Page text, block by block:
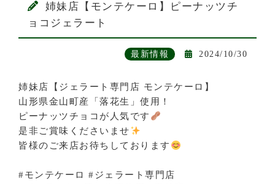
姉妹店【モンテケーロ】ピーナッツチ
ョコジェラート
最新情報 2024/10/30
姉妹店【ジェラート専門店 モンテケーロ】
山形県金山町産「落花生」使用！
ピーナッツチョコが人気です
是非ご賞味くださいませ
皆様のご来店お待ちしております
#モンテケーロ #ジェラート専門店